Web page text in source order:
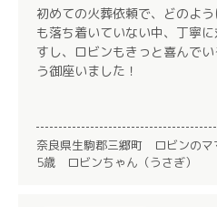
初めての火葬依頼で、どのよ
も落ち着いていない中、丁寧
すし、ロビンもきっと喜んで
う御座いました！
奈良県生駒郡三郷町 ロビンのマ
5歳 ロビンちゃん（うさぎ）